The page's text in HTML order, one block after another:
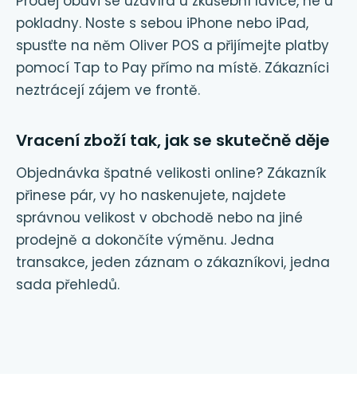
pokladny. Noste s sebou iPhone nebo iPad,
spusťte na něm Oliver POS a přijímejte platby
pomocí Tap to Pay přímo na místě. Zákazníci
neztrácejí zájem ve frontě.
Vracení zboží tak, jak se skutečně děje
Objednávka špatné velikosti online? Zákazník
přinese pár, vy ho naskenujete, najdete
správnou velikost v obchodě nebo na jiné
prodejně a dokončíte výměnu. Jedna
transakce, jeden záznam o zákazníkovi, jedna
sada přehledů.